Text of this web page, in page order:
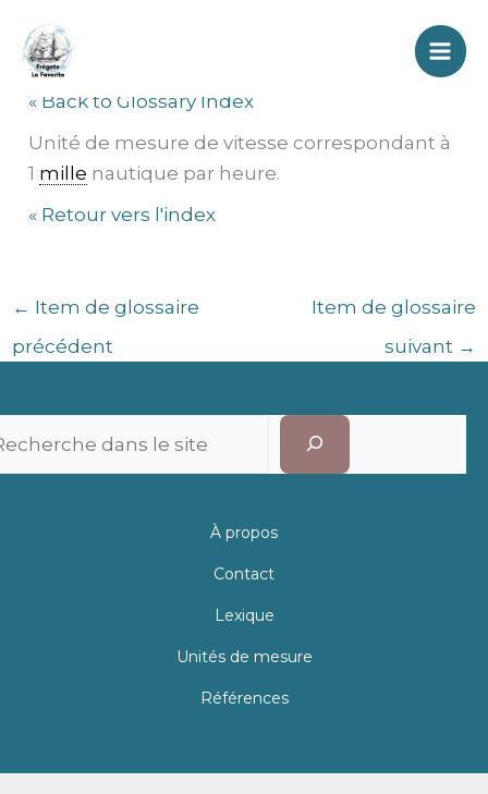
contenu
Nœud
« Back to Glossary Index
Unité de mesure de vitesse correspondant à
1 mille nautique par heure.
« Retour vers l'index
← Item de glossaire
précédent
Item de glossaire
suivant →
À propos
Contact
Lexique
Unités de mesure
Références